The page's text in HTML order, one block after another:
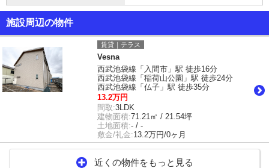
施設周辺の物件
賃貸｜テラス
Vesna
西武池袋線「入間市」駅 徒歩16分
西武池袋線「稲荷山公園」駅 徒歩24分
西武池袋線「仏子」駅 徒歩35分
13.2万円
間取:3LDK
建物面積:71.21㎡ / 21.54坪
土地面積:- / -
敷金/礼金:13.2万円/0ヶ月
近くの物件をもっと見る